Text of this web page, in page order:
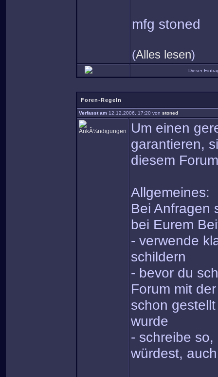
mfg stoned
(Alles lesen)
Dieser
Foren-Regeln
Verfasst am 12.12.2006, 17:20 von stoned
Um einen
garantieren,
diesem
Allgemeines:
Bei Anfragen
bei Eurem
- verwende
schildern
- bevor du
Forum mit
schon
wurde
- schreibe
würdest,